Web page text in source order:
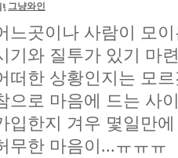
그냥와인
느곳이나 사람이 모
기와 질투가 있기 마
떠한 상황인지는 모
으로 마음에 드는 사
입한지 겨우 몇일만
무한 마음이...ㅠㅠㅠ